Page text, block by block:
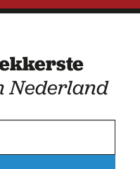
Nederland